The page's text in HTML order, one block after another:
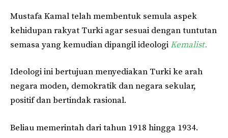
Mustafa Kamal telah membentuk semula aspek
kehidupan rakyat Turki agar sesuai dengan tuntutan
semasa yang kemudian dipangil ideologi Kemalist.
Ideologi ini bertujuan menyediakan Turki ke arah
negara moden, demokratik dan negara sekular,
positif dan bertindak rasional.
Beliau memerintah dari tahun 1918 hingga 1934.